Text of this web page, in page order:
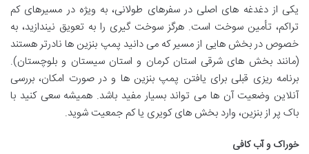
یکی از دغدغه های اصلی در سفرهای طولانی، به ویژه در مسیرهای کم
تراکم، تأمین سوخت است. هرگز سوخت گیری را به تعویق نیندازید، به
خصوص در بخش هایی از مسیر که می دانید پمپ بنزین ها نادرتر هستند
(مانند بخش های شرقی استان کرمان و استان سیستان و بلوچستان).
برنامه ریزی قبلی برای یافتن پمپ بنزین ها و در صورت امکان، بررسی
آنلاین وضعیت آن ها می تواند بسیار مفید باشد. همیشه سعی کنید با
باک پر از بنزین، وارد بخش های کویری یا کم جمعیت شوید.
خوراک و آب کافی